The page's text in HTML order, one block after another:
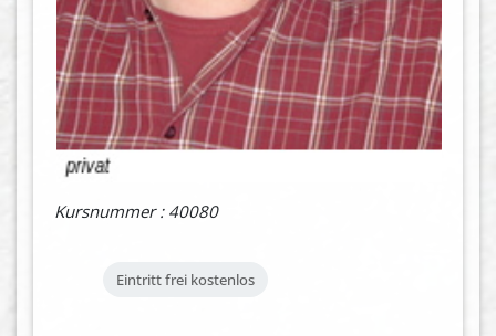
Kursnummer : 40080
Eintritt frei kostenlos